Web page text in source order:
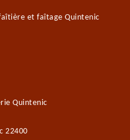
et faîtage Quintenic
Quintenic
22400